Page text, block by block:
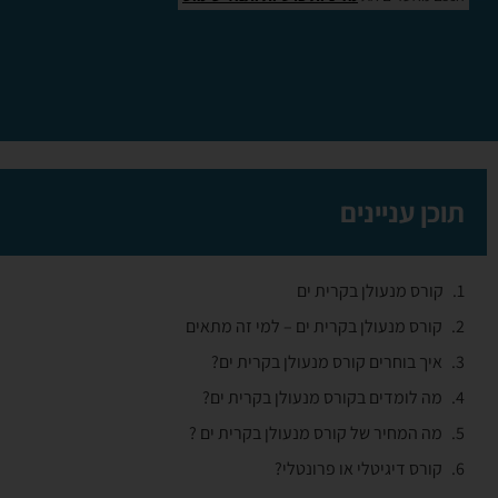
תוכן עניינים
קורס מנעולן בקרית ים
קורס מנעולן בקרית ים – למי זה מתאים
איך בוחרים קורס מנעולן בקרית ים?
מה לומדים בקורס מנעולן בקרית ים?
מה המחיר של קורס מנעולן בקרית ים ?
קורס דיגיטלי או פרונטלי?